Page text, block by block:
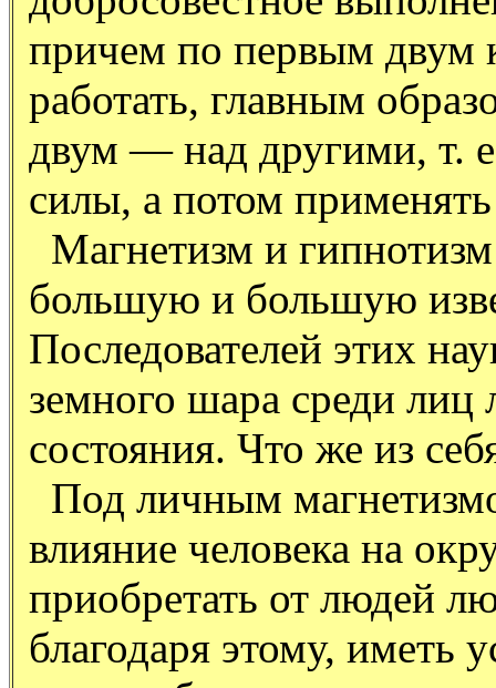
причем по первым двум
работать, главным
двум — над другими, т.
силы, а потом применять
Магнетизм и
большую и большую
Последователей этих
земного шара среди лиц
состояния. Что же из
Под личным
влияние человека на
приобретать от людей
благодаря этому, иметь